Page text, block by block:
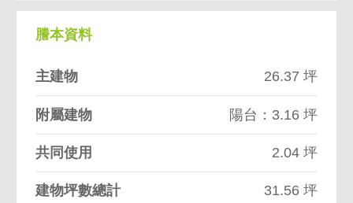
謄本資料
主建物 26.37 坪
附屬建物 陽台：3.16 坪
共同使用 2.04 坪
建物坪數總計 31.56 坪